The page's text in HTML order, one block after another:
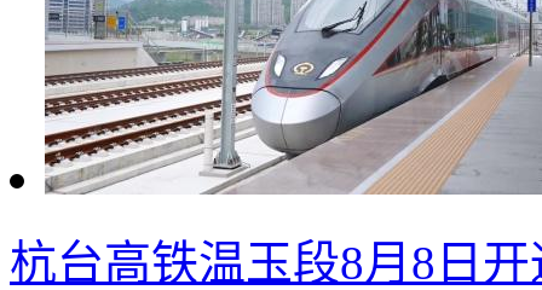
杭台高铁温玉段8月8日